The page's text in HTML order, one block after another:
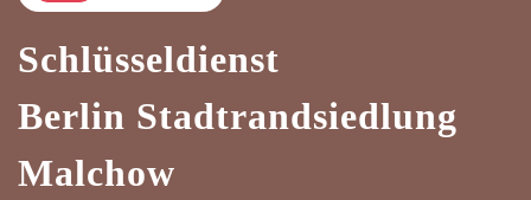
Schlüsseldienst
Berlin Stadtrandsiedlung
Malchow